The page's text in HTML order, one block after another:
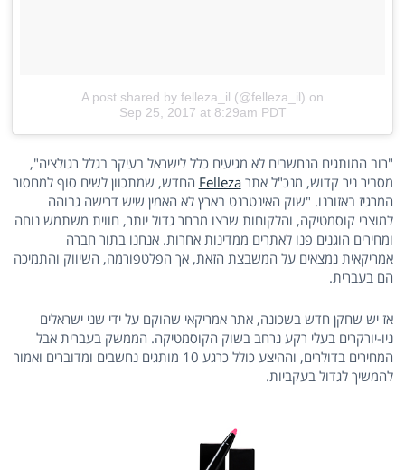
A post shared by felleza_il (@felleza_il) on
Sep 25, 2017 at 8:29am PDT
"רוב המותגים הנחשבים לא מגיעים כלל לישראל בעיקר בגלל רגולציה",
מסביר ניר קדוש, מנכ"ל אתרFelleza החדש, שמתכוון לשים סוף למחסור
המרגיז באזורנו. "שוק האינטרנט בארץ לא האמין שיש דרישה גבוהה
למוצרי קוסמטיקה, והלקוחות שרצו מבחר גדול יותר, חווית משתמש נוחה
ומחירים הוגנים פנו לאתרים ממדינות אחרות. אנחנו בתור חברה
אמריקאית נמצאים על המשבצת הזאת, אך הפלטפורמה, השיווק והתמיכה
הם בעברית.
אז יש שחקן חדש בשכונה, אתר אמריקאי שהוקם על ידי שני ישראלים
ניו-יורקרים בעלי רקע נרחב בשוק הקוסמטיקה. הממשק בעברית אבל
המחירים בדולרים, וההיצע כולל כרגע 10 מותגים נחשבים ומדוברים ואמור
להמשיך לגדול בעקביות.